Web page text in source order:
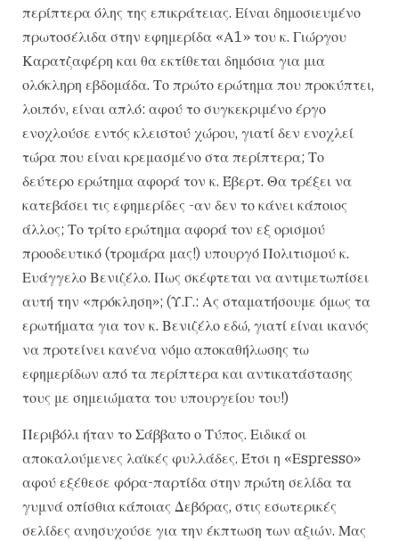
περίπτερα όλης της επικράτειας. Είναι δημοσιευμένο
πρωτοσέλιδα στην εφημερίδα «Α1» του κ. Γιώργου
Καρατζαφέρη και θα εκτίθεται δημόσια για μια
ολόκληρη εβδομάδα. Το πρώτο ερώτημα που προκύπτει,
λοιπόν, είναι απλό: αφού το συγκεκριμένο έργο
ενοχλούσε εντός κλειστού χώρου, γιατί δεν ενοχλεί
τώρα που είναι κρεμασμένο στα περίπτερα; Το
δεύτερο ερώτημα αφορά τον κ. Έβερτ. Θα τρέξει να
κατεβάσει τις εφημερίδες -αν δεν το κάνει κάποιος
άλλος; Το τρίτο ερώτημα αφορά τον εξ ορισμού
προοδευτικό (τρομάρα μας!) υπουργό Πολιτισμού κ.
Ευάγγελο Βενιζέλο. Πως σκέφτεται να αντιμετωπίσει
αυτή την «πρόκληση»; (Υ.Γ.: Ας σταματήσουμε όμως τα
ερωτήματα για τον κ. Βενιζέλο εδώ, γιατί είναι ικανός
να προτείνει κανένα νόμο αποκαθήλωσης τω
εφημερίδων από τα περίπτερα και αντικατάστασης
τους με σημειώματα του υπουργείου του!)
Περιβόλι ήταν το Σάββατο ο Τύπος. Ειδικά οι
αποκαλούμενες λαϊκές φυλλάδες. Έτσι η «Εspresso»
αφού εξέθεσε φόρα-παρτίδα στην πρώτη σελίδα τα
γυμνά οπίσθια κάποιας Δεβόρας, στις εσωτερικές
σελίδες ανησυχούσε για την έκπτωση των αξιών. Μας